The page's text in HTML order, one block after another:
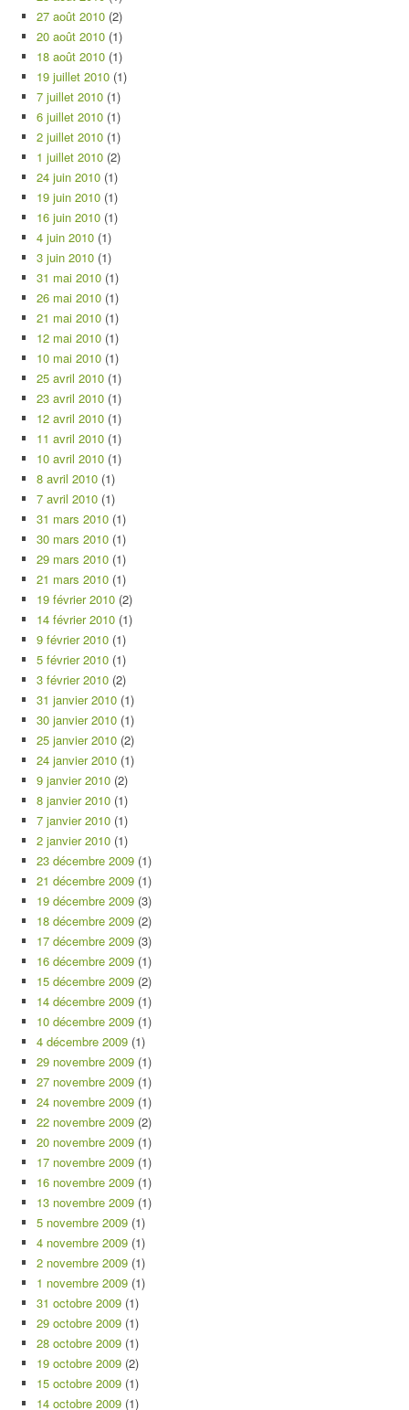
27 août 2010 (2)
20 août 2010 (1)
18 août 2010 (1)
19 juillet 2010 (1)
7 juillet 2010 (1)
6 juillet 2010 (1)
2 juillet 2010 (1)
1 juillet 2010 (2)
24 juin 2010 (1)
19 juin 2010 (1)
16 juin 2010 (1)
4 juin 2010 (1)
3 juin 2010 (1)
31 mai 2010 (1)
26 mai 2010 (1)
21 mai 2010 (1)
12 mai 2010 (1)
10 mai 2010 (1)
25 avril 2010 (1)
23 avril 2010 (1)
12 avril 2010 (1)
11 avril 2010 (1)
10 avril 2010 (1)
8 avril 2010 (1)
7 avril 2010 (1)
31 mars 2010 (1)
30 mars 2010 (1)
29 mars 2010 (1)
21 mars 2010 (1)
19 février 2010 (2)
14 février 2010 (1)
9 février 2010 (1)
5 février 2010 (1)
3 février 2010 (2)
31 janvier 2010 (1)
30 janvier 2010 (1)
25 janvier 2010 (2)
24 janvier 2010 (1)
9 janvier 2010 (2)
8 janvier 2010 (1)
7 janvier 2010 (1)
2 janvier 2010 (1)
23 décembre 2009 (1)
21 décembre 2009 (1)
19 décembre 2009 (3)
18 décembre 2009 (2)
17 décembre 2009 (3)
16 décembre 2009 (1)
15 décembre 2009 (2)
14 décembre 2009 (1)
10 décembre 2009 (1)
4 décembre 2009 (1)
29 novembre 2009 (1)
27 novembre 2009 (1)
24 novembre 2009 (1)
22 novembre 2009 (2)
20 novembre 2009 (1)
17 novembre 2009 (1)
16 novembre 2009 (1)
13 novembre 2009 (1)
5 novembre 2009 (1)
4 novembre 2009 (1)
2 novembre 2009 (1)
1 novembre 2009 (1)
31 octobre 2009 (1)
29 octobre 2009 (1)
28 octobre 2009 (1)
19 octobre 2009 (2)
15 octobre 2009 (1)
14 octobre 2009 (1)